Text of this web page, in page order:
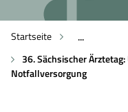
Startseite
...
36. Sächsischer
Notfallversorgung